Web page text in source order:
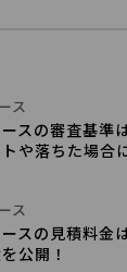
ス
スの審査基準
や落ちた場合
ス
スの見積料金
公開！